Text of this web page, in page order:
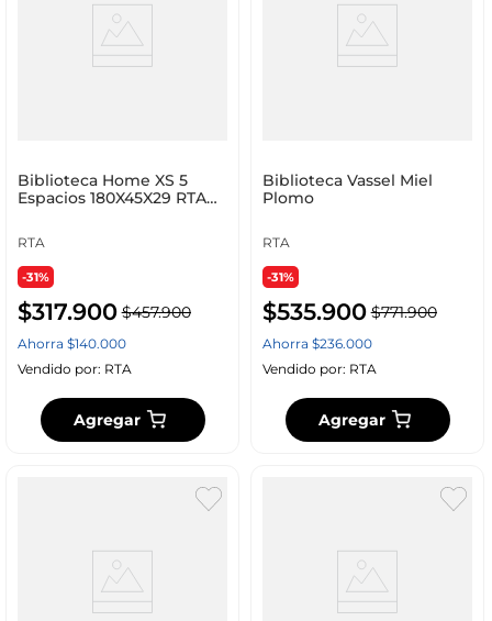
Biblioteca Home XS 5
Espacios 180X45X29 RTA
RTA
-31%
$317.900 $457.900
Ahorra $140.000
Vendido por: RTA
Agregar
Biblioteca Vassel Miel
Plomo
RTA
-31%
$535.900 $771.900
Ahorra $236.000
Vendido por: RTA
Agregar